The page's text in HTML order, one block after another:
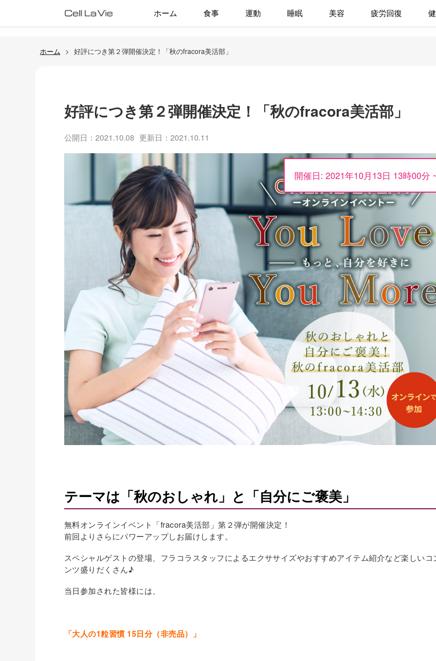
ホーム 食事 運動 睡眠 美容 疲労回復
ホーム 好評につき第２弾開催決定！「秋のfracora美活部」
好評につき第２弾開催決定！「秋のfracora美活部」
公開日：2021.10.08 更新日：2021.10.11
開催日: 2021年10月13日 13時00分
テーマは「秋のおしゃれ」と「自分にご褒美」
無料オンラインイベント「fracora美活部」第２弾が開催決定！
前回よりさらにパワーアップしお届けします。
スペシャルゲストの登場、フラコラスタッフによるエクササイズやおすすめアイテム紹介など楽しいコ
ンツ盛りだくさん♪
当日参加された皆様には、
「大人の1粒習慣 15日分（非売品）」